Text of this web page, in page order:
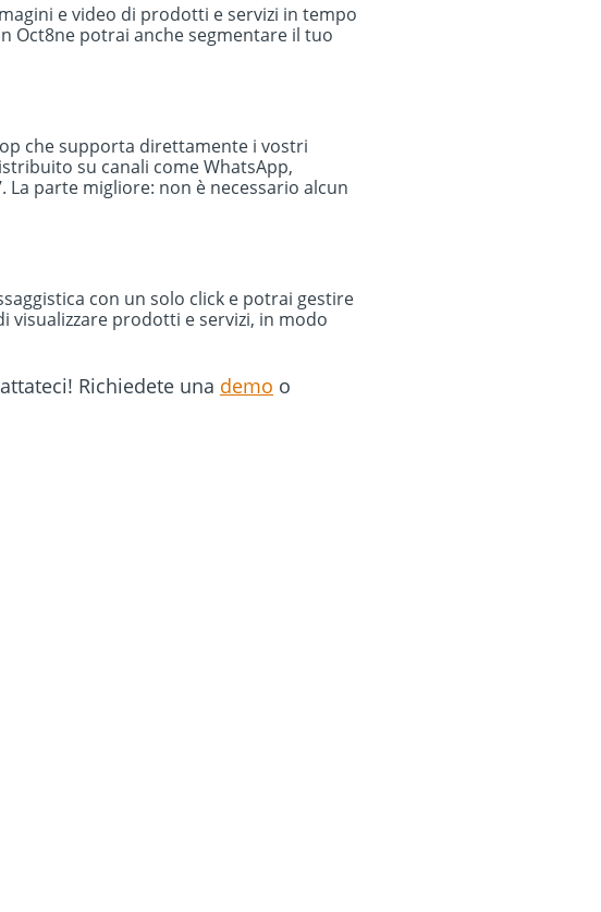
e video di prodotti e servizi in tempo
Oct8ne potrai anche segmentare il tuo
che supporta direttamente i vostri
su canali come WhatsApp,
La parte migliore: non è necessario alcun
con un solo click e potrai gestire
prodotti e servizi, in modo
Richiedete una demo o